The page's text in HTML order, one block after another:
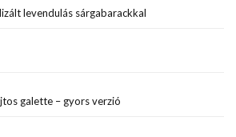
levendulás sárgabarackkal
galette – gyors verzió